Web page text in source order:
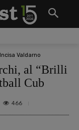
Valdarno
al “Brilli
Cub
466